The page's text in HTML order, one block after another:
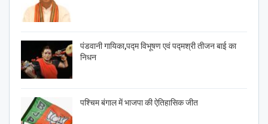
पंडवानी गायिका,पद्म विभूषण एवं पद्मश्री तीजन बाई का
निधन
पश्चिम बंगाल में भाजपा की ऐतिहासिक जीत